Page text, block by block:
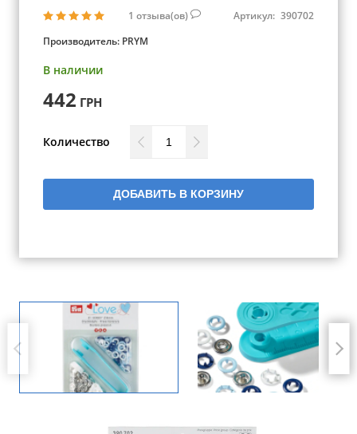
1 отзыва(ов) Артикул: 390702
Производитель: PRYM
В наличии
442 ГРН
Количество
ДОБАВИТЬ В КОРЗИНУ